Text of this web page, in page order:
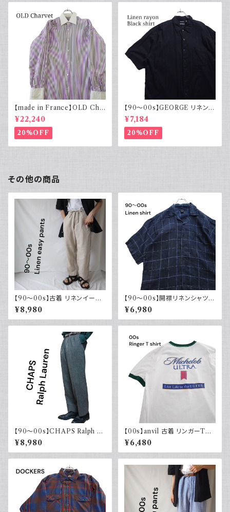
【made in France】OLD Cha
rvet ストライプ 切り替え 紫
¥22,240
20%OFF
【90～00s】GEORGE リネンレ
ーヨンシャツ 黒 ボックスシルエ
ット XL
¥7,184
20%OFF
その他の商品
【90～00s】古着 リネンイージ
ーパンツ 夏 32×30 APT9 カジ
ュアル
¥8,980
【90～00s】開襟リネンシャツ
チェック オープンカラー 古着 ボ
ックスシルエット ネイビー フェ
ード
¥6,980
【90～00s】CHAPS Ralph La
uren チャップス ラルフローレン
¥8,980
【00s】anvil 古着 リンガーTシ
ャツ 両面プリント ビール Mich
elob ULTRA ホワイト グリー
ン 白T
¥6,480